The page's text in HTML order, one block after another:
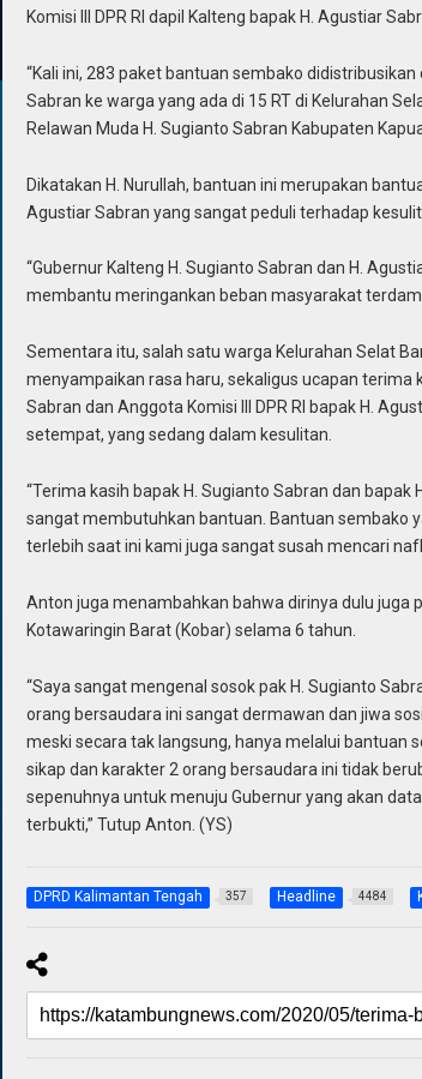
Komisi III DPR RI dapil Kalteng bapak H. Agustiar
“Kali ini, 283 paket bantuan sembako
Sabran ke warga yang ada di 15 RT di Kelurahan
Relawan Muda H. Sugianto Sabran Kabupaten
Dikatakan H. Nurullah, bantuan ini merupakan
Agustiar Sabran yang sangat peduli terhadap
“Gubernur Kalteng H. Sugianto Sabran dan H.
membantu meringankan beban masyarakat
Sementara itu, salah satu warga Kelurahan Selat
menyampaikan rasa haru, sekaligus ucapan terima
Sabran dan Anggota Komisi III DPR RI bapak H.
setempat, yang sedang dalam kesulitan.
“Terima kasih bapak H. Sugianto Sabran dan
sangat membutuhkan bantuan. Bantuan sembako
terlebih saat ini kami juga sangat susah mencari
Anton juga menambahkan bahwa dirinya dulu juga
Kotawaringin Barat (Kobar) selama 6 tahun.
“Saya sangat mengenal sosok pak H. Sugianto
orang bersaudara ini sangat dermawan dan jiwa
meski secara tak langsung, hanya melalui bantuan
sikap dan karakter 2 orang bersaudara ini tidak
sepenuhnya untuk menuju Gubernur yang akan
terbukti,” Tutup Anton. (YS)
DPRD Kalimantan Tengah 357 Headline 4484